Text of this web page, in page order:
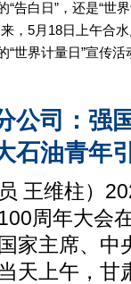
“告白日”，还是“世
，5月18日上午合
“世界计量日”宣传
公司：强
石油青年
王维柱）
周年大会
家主席、中
天上午，甘